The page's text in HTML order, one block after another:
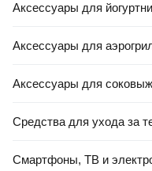
Аксессуары для
Аксессуары для
Аксессуары для
Средства для ухода за
Смартфоны, ТВ и